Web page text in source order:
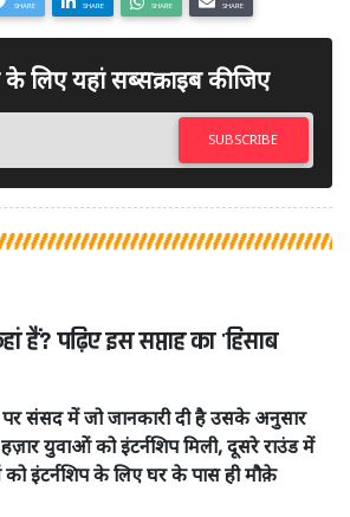
SHARE SHARE SHARE SHARE
लिए यहां सब्सक्राइब कीजिए
SUBSCRIBE
हैं? पढ़िए इस सप्ताह का 'हिसाब
संसद में जो जानकारी दी है उसके अनुसार
युवाओं को इंटर्नशिप मिली, दूसरे राउंड में
इंटर्नशिप के लिए घर के पास ही मौक़े